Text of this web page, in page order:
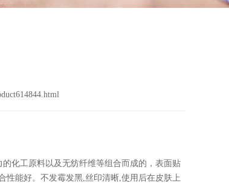
化工原料以及无纺纤维等组合而成的，表面贴
性能好。不发霉发黑,丝印清晰,使用后在皮肤上